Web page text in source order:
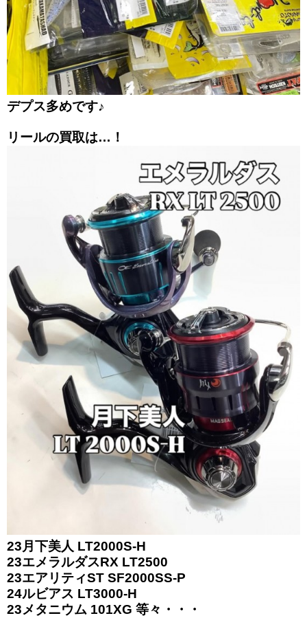
デプス多めです♪
リールの買取は…！
23月下美人 LT2000S-H
23エメラルダスRX LT2500
23エアリティST SF2000SS-P
24ルビアス LT3000-H
23メタニウム 101XG 等々・・・